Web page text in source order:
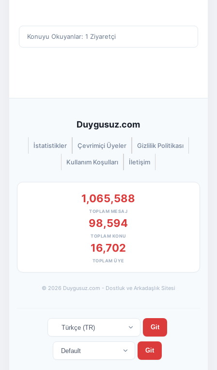
Konuyu Okuyanlar: 1 Ziyaretçi
Duygusuz.com
İstatistikler Çevrimiçi Üyeler Gizlilik Politikası
Kullanım Koşulları İletişim
1,065,588
TOPLAM MESAJ
98,594
TOPLAM KONU
16,702
TOPLAM ÜYE
© 2026 Duygusuz.com - Dostluk ve Arkadaşlık Sitesi